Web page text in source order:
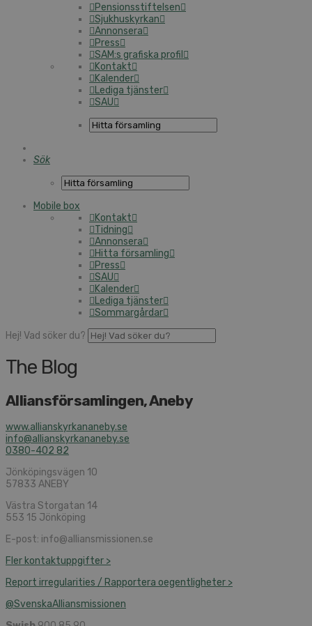
Pensionsstiftelsen
Sjukhuskyrkan
Annonsera
Press
SAM:s grafiska profil
Kontakt
Kalender
Lediga tjänster
SAU
Sök
Mobile box
Kontakt
Tidning
Annonsera
Hitta församling
Press
SAU
Kalender
Lediga tjänster
Sommargårdar
Hej! Vad söker du?
The Blog
Alliansförsamlingen, Aneby
www.allianskyrkananeby.se
info@allianskyrkananeby.se
0380-402 82
Jönköpingsvägen 10
57833 ANEBY
Västra Storgatan 14
553 15 Jönköping
E-post: info@alliansmissionen.se
Fler kontaktuppgifter >
Report irregularities / Rapportera oegentligheter >
@SvenskaAlliansmissionen